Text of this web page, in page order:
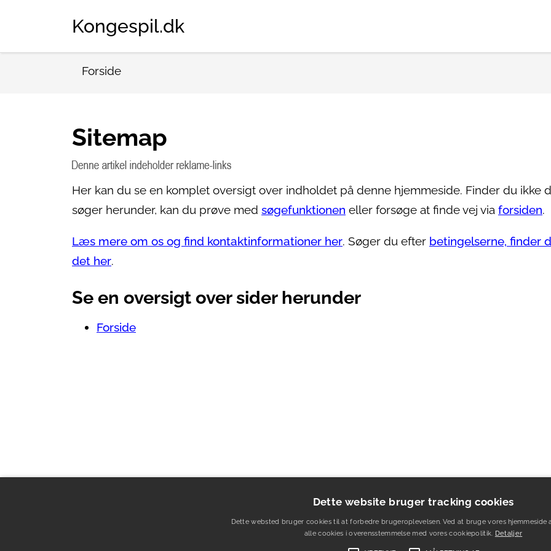
Kongespil.dk
Forside
Sitemap
Her kan du se en komplet oversigt over indholdet på denne hjemmeside. Finder du ikke
søger herunder, kan du prøve med søgefunktionen eller forsøge at finde vej via forsiden.
Læs mere om os og find kontaktinformationer her. Søger du efter betingelserne, finder
det her.
Se en oversigt over sider herunder
Forside
Dette website bruger tracking cookies
Dette websted bruger cookies til at forbedre brugeroplevelsen. Ved at bruge vores hjemmeside
alle cookies i overensstemmelse med vores cookiepolitik. Detaljer